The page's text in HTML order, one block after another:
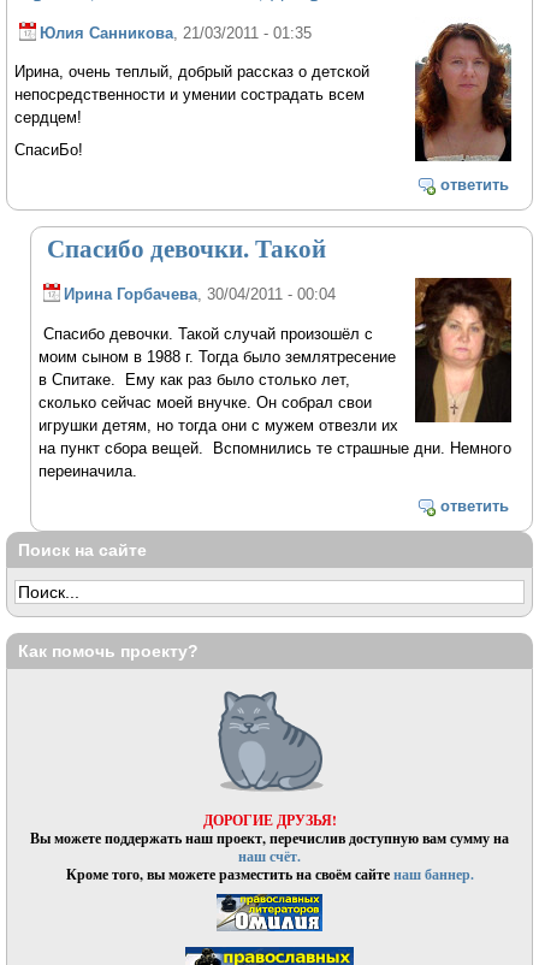
Юлия Санникова , 21/03/2011 - 01:35
Ирина, очень теплый, добрый рассказ о детской
непосредственности и умении сострадать всем
сердцем!
СпасиБо!
ответить
Спасибо девочки. Такой
Ирина Горбачева, 30/04/2011 - 00:04
Спасибо девочки. Такой случай произошёл с
моим сыном в 1988 г. Тогда было землятресение
в Спитаке. Ему как раз было столько лет,
сколько сейчас моей внучке. Он собрал свои
игрушки детям, но тогда они с мужем отвезли их
на пункт сбора вещей. Вспомнились те страшные дни. Немного
переиначила.
ответить
Поиск на сайте
Как помочь проекту?
ДОРОГИЕ ДРУЗЬЯ!
Вы можете поддержать наш проект, перечислив доступную вам сумму на
наш счёт.
Кроме того, вы можете разместить на своём сайтенаш баннер.